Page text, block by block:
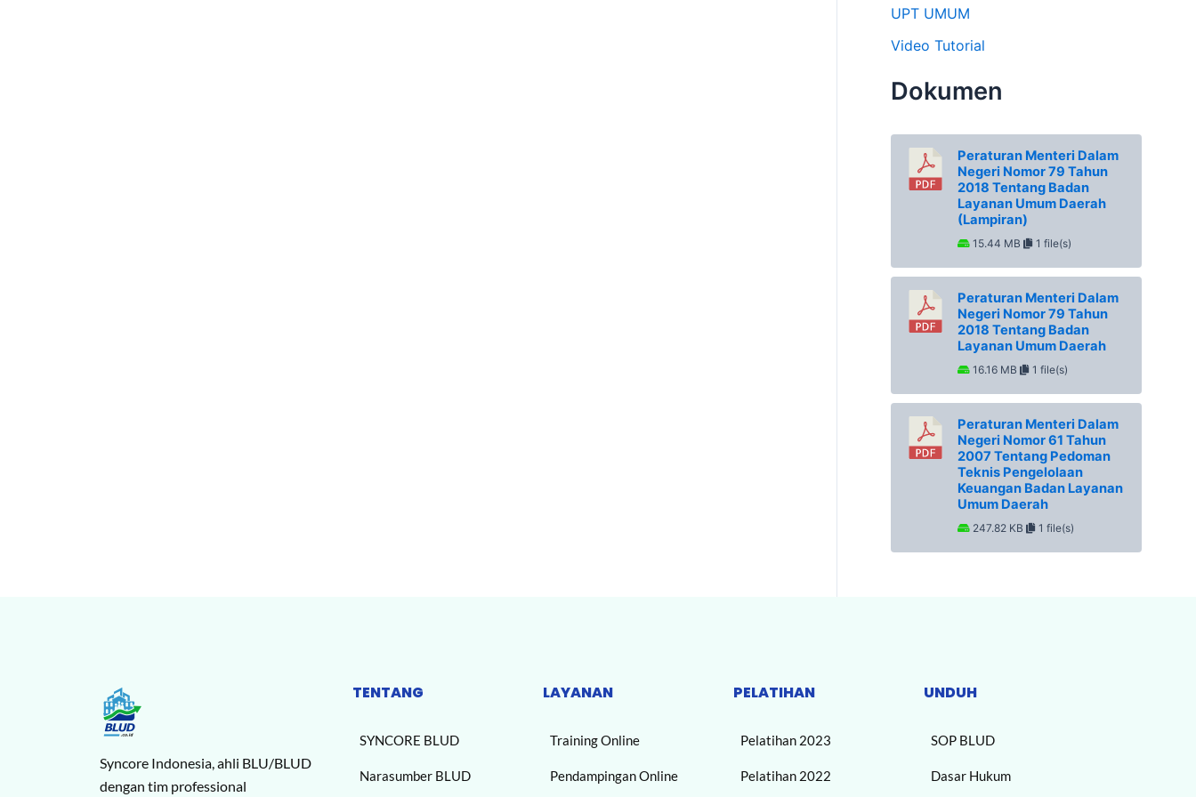
UPT UMUM
Video Tutorial
Dokumen
Peraturan Menteri Dalam
Negeri Nomor 79 Tahun
2018 Tentang Badan
Layanan Umum Daerah
(Lampiran)
15.44 MB 1 file(s)
Peraturan Menteri Dalam
Negeri Nomor 79 Tahun
2018 Tentang Badan
Layanan Umum Daerah
16.16 MB 1 file(s)
Peraturan Menteri Dalam
Negeri Nomor 61 Tahun
2007 Tentang Pedoman
Teknis Pengelolaan
Keuangan Badan Layanan
Umum Daerah
247.82 KB 1 file(s)
Syncore Indonesia, ahli BLU/BLUD
dengan tim professional
TENTANG
SYNCORE BLUD
Narasumber BLUD
LAYANAN
Training Online
Pendampingan Online
PELATIHAN
Pelatihan 2023
Pelatihan 2022
UNDUH
SOP BLUD
Dasar Hukum